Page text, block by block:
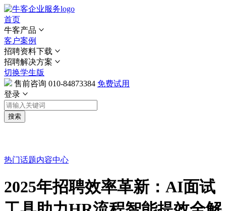
首页
牛客产品
客户案例
招聘资料下载
招聘解决方案
切换学生版
售前咨询 010-84873384 免费试用
登录
搜索
热门话题内容中心
2025年招聘效率革新：AI面试